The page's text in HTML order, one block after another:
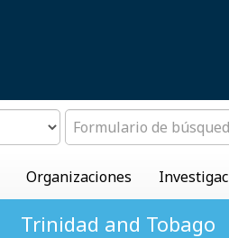
Organizaciones
Trinidad and Tobago